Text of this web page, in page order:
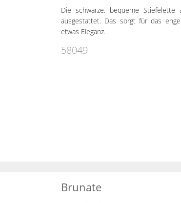
Die schwarze, bequeme
ausgestattet. Das sorgt für das
etwas Eleganz.
58049
Brunate